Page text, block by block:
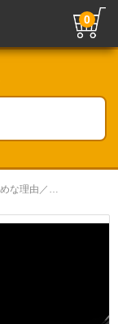
0
フォグランプにLEDがおすすめな理由／HIDキット｜LEDヘッドライト販売のスフィアライト